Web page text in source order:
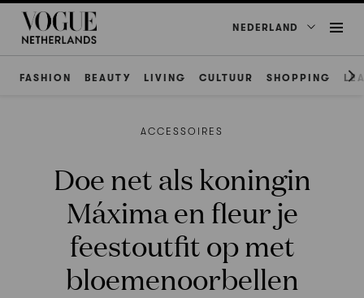
NEDERLAND
FASHION BEAUTY LIVING CULTUUR SHOPPING
ACCESSOIRES
Doe net als koningin
Máxima en fleur je
feestoutfit op met
bloemenoorbellen